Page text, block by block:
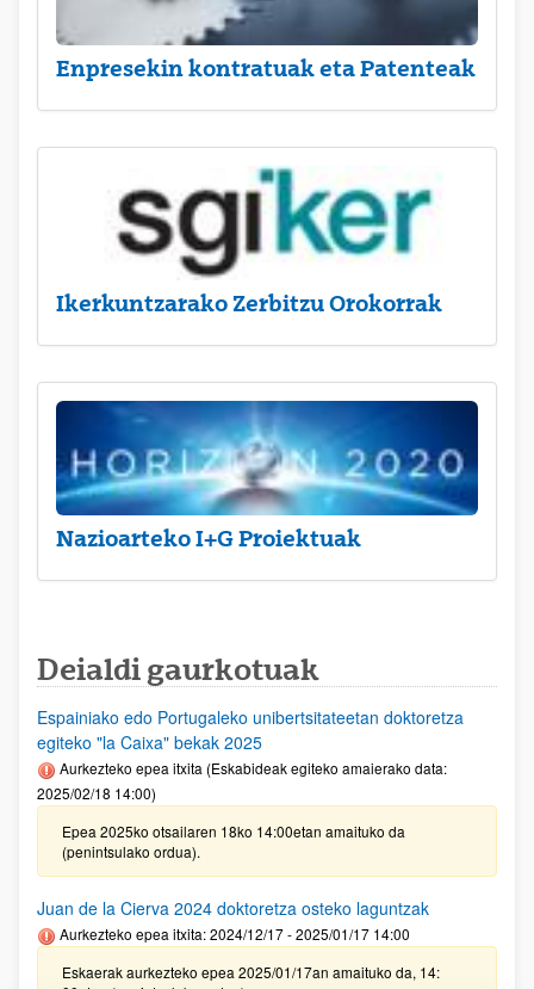
Enpresekin kontratuak eta Patenteak
Ikerkuntzarako Zerbitzu Orokorrak
Nazioarteko I+G Proiektuak
Deialdi gaurkotuak
Espainiako edo Portugaleko unibertsitateetan doktoretza
egiteko "la Caixa" bekak 2025
Aurkezteko epea itxita (Eskabideak egiteko amaierako data:
2025/02/18 14:00)
Epea 2025ko otsailaren 18ko 14:00etan amaituko da
(penintsulako ordua).
Juan de la Cierva 2024 doktoretza osteko laguntzak
Aurkezteko epea itxita: 2024/12/17 - 2025/01/17 14:00
Eskaerak aurkezteko epea 2025/01/17an amaituko da, 14: